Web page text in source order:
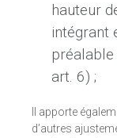
hauteur
intégrant
préalable
art. 6) ;
Il apporte
d’autres